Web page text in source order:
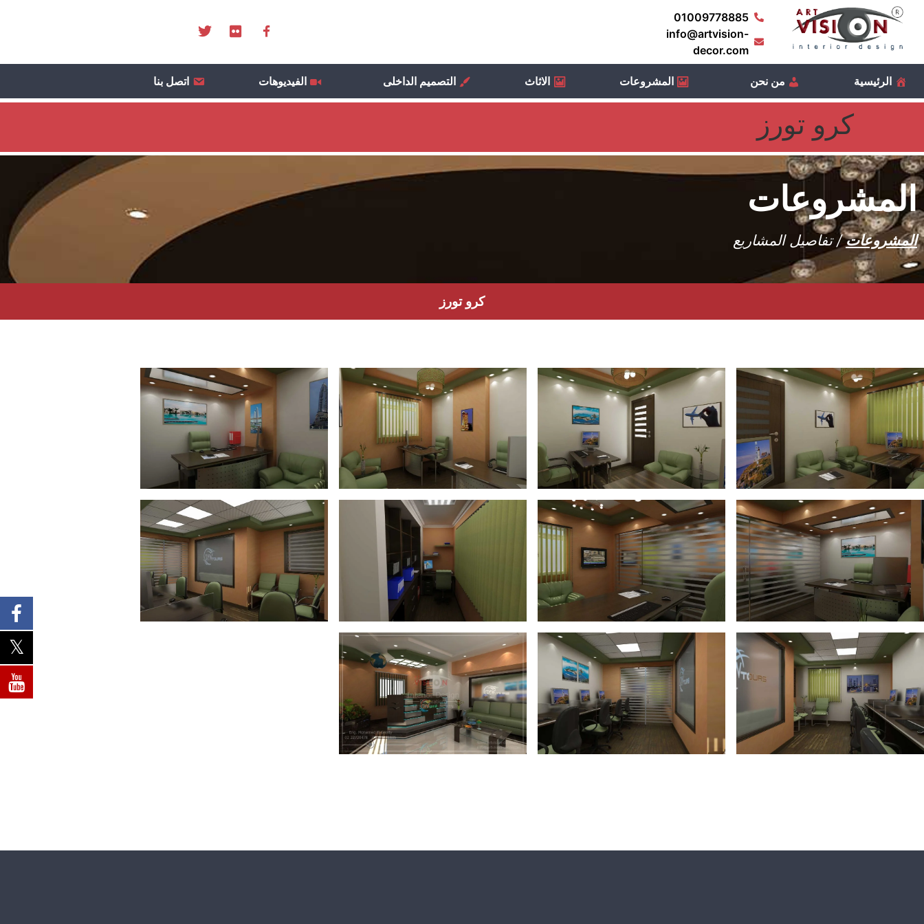
01009778885
info@artvision-
decor.com
الرئيسية من نحن المشروعات الاثاث التصميم الداخلى الفيديوهات اتصل بنا
كرو تورز
المشروعات
المشروعات / تفاصيل المشاريع
كرو تورز